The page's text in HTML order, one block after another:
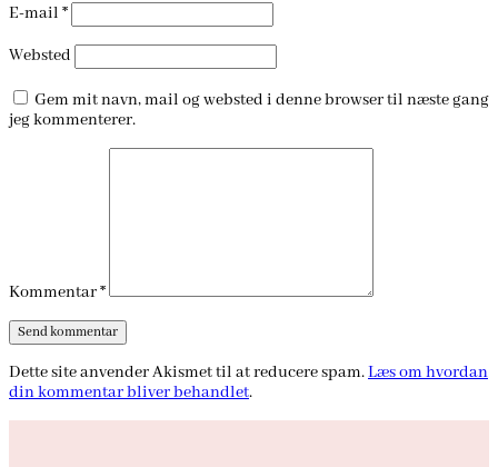
E-mail *
Websted
Gem mit navn, mail og websted i denne browser til næste gang
jeg kommenterer.
Kommentar*
Dette site anvender Akismet til at reducere spam.Læs om hvordan
din kommentar bliver behandlet.